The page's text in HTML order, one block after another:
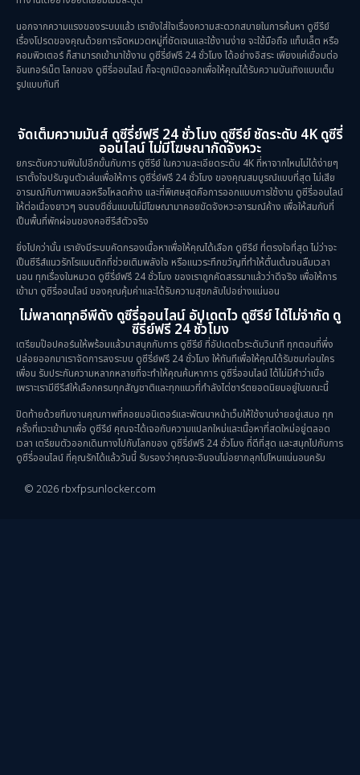
Psychological จิตวิทยา (29)
Revenge
Romance โรแมนติก
Sci-Fi วิทยาศาสตร์ (6)
Science (1)
Social Issues สังคม (26)
Spy (3)
Supernatural เหนือธรรมชาติ (49)
survival เอาตัวรอด (24)
Thriller ระทึกขวัญ (93)
Uncategorized (2)
War สงคราม
นอกจากความแรงของระบบแล้ว เรายังใส่ใจเรื่องความสะดวกสบายในการค้นหา ดูซีรีย์
เรื่องโปรดของคุณด้วยการจัดหมวดหมู่ที่ชัดเจนและใช้งานง่าย จะใช้มือถือ แท็บเล็ต หรือ
คอมพิวเตอร์ ก็สามารถเข้ามาใช้งาน ดูซีรี่ย์ฟรี 24 ชั่วโมง ได้อย่างอิสระ เพียงแค่เชื่อมต่อ
อินเทอร์เน็ต โลกของ ดูซีรี่ออนไลน์ ก็จะถูกเปิดออกเพื่อให้คุณได้รับความบันเทิงแบบเต็ม
รูปแบบทันที
จัดเต็มความมันส์ ดูซีรี่ย์ฟรี 24 ชั่วโมง ดูซีรีย์ ชัดระดับ 4K ดูซีรี่
ออนไลน์ ไม่มีโฆษณากัดจังหวะ
ยกระดับความฟินไปอีกขั้นกับการ ดูซีรีย์ ในความละเอียดระดับ 4K ที่หาจากไหนไม่ได้ง่ายๆ
เราตั้งใจปรับจูนตัวเล่นเพื่อให้การ ดูซีรี่ย์ฟรี 24 ชั่วโมง ของคุณสมบูรณ์แบบที่สุด ไม่เสีย
อารมณ์กับภาพเบลอหรือโหลดค้าง และที่พิเศษสุดคือการออกแบบการใช้งาน ดูซีรี่ออนไลน์
ให้ต่อเนื่องยาวๆ จนจบซีซั่นแบบไม่มีโฆษณามาคอยขัดจังหวะอารมณ์ค้าง เพื่อให้สมกับที่
เป็นพื้นที่พักผ่อนของคอซีรีส์ตัวจริง
ยิ่งไปกว่านั้น เรายังมีระบบคัดกรองเนื้อหาเพื่อให้คุณได้เลือก ดูซีรีย์ ที่ตรงใจที่สุด ไม่ว่าจะ
เป็นซีรีส์แนวรักโรแมนติกที่ช่วยเติมพลังใจ หรือแนวระทึกขวัญที่ทำให้ตื่นเต้นจนลืมเวลา
นอน ทุกเรื่องในหมวด ดูซีรี่ย์ฟรี 24 ชั่วโมง ของเราถูกคัดสรรมาแล้วว่าดีจริง เพื่อให้การ
เข้ามา ดูซีรี่ออนไลน์ ของคุณคุ้มค่าและได้รับความสุขกลับไปอย่างแน่นอน
ไม่พลาดทุกอีพีดัง ดูซีรี่ออนไลน์ อัปเดตไว ดูซีรีย์ ได้ไม่จำกัด ดู
ซีรี่ย์ฟรี 24 ชั่วโมง
เตรียมป๊อปคอร์นให้พร้อมแล้วมาสนุกกับการ ดูซีรีย์ ที่อัปเดตไวระดับวินาที ทุกตอนที่พึ่ง
ปล่อยออกมาเราจัดการลงระบบ ดูซีรี่ย์ฟรี 24 ชั่วโมง ให้ทันทีเพื่อให้คุณได้รับชมก่อนใคร
เพื่อน รับประกันความหลากหลายที่จะทำให้คุณค้นหาการ ดูซีรี่ออนไลน์ ได้ไม่มีคำว่าเบื่อ
เพราะเรามีซีรีส์ให้เลือกครบทุกสัญชาติและทุกแนวที่กำลังไต่ชาร์ตยอดนิยมอยู่ในขณะนี้
ปิดท้ายด้วยทีมงานคุณภาพที่คอยมอนิเตอร์และพัฒนาหน้าเว็บให้ใช้งานง่ายอยู่เสมอ ทุก
ครั้งที่แวะเข้ามาเพื่อ ดูซีรีย์ คุณจะได้เจอกับความแปลกใหม่และเนื้อหาที่สดใหม่อยู่ตลอด
เวลา เตรียมตัวออกเดินทางไปกับโลกของ ดูซีรี่ย์ฟรี 24 ชั่วโมง ที่ดีที่สุด และสนุกไปกับการ
ดูซีรี่ออนไลน์ ที่คุณรักได้แล้ววันนี้ รับรองว่าคุณจะอินจนไม่อยากลุกไปไหนแน่นอนครับ
© 2026 rbxfpsunlocker.com